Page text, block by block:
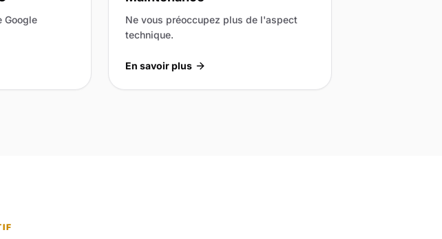
Google
Ne vous préoccupez plus de l'aspect
technique.
En savoir plus